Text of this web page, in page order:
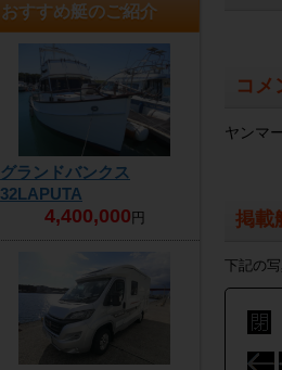
おすすめ艇のご紹介
グランドバンクス
32LAPUTA
4,400,000 円
コメ
ヤンマ
掲載
下記の